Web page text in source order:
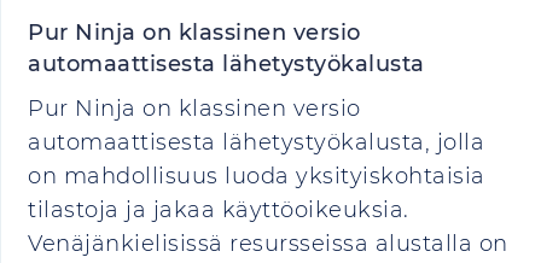
Pur Ninja on klassinen versio
automaattisesta lähetystyökalusta
Pur Ninja on klassinen versio
automaattisesta lähetystyökalusta, jolla
on mahdollisuus luoda yksityiskohtaisia
tilastoja ja jakaa käyttöoikeuksia.
Venäjänkielisissä resursseissa alustalla on